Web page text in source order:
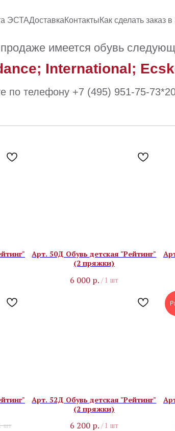
ЭСТАДоставкаКонтактыКак сделать заказ
имеется обувь
International;
по телефону +7 (495) 951-75-
Арт. 50Д Обувь детская "Рейтинг"
(2 пряжки)
6 000 р. / 1 шт
шт
Арт. 52Д Обувь детская "Рейтинг"
(2 пряжки)
6 200 р. / 1 шт